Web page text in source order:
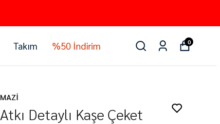
Takım %50 İndirim 0
MAZİ
Atkı Detaylı Kaşe Çeket